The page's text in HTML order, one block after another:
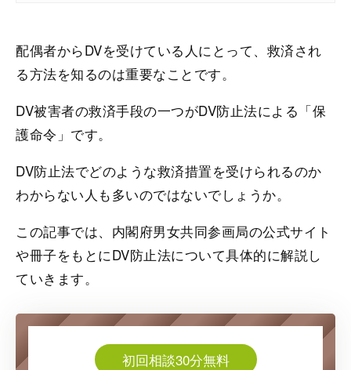
配偶者からDVを受けている人にとって、救済され
る方法を知るのは重要なことです。
DV被害者の救済手段の一つがDV防止法による「保
護命令」です。
DV防止法でどのような救済措置を受けられるのか
わからない人も多いのではないでしょうか。
この記事では、内閣府男女共同参画局の公式サイト
や冊子をもとにDV防止法について具体的に解説し
ていきます。
初回相談30分無料